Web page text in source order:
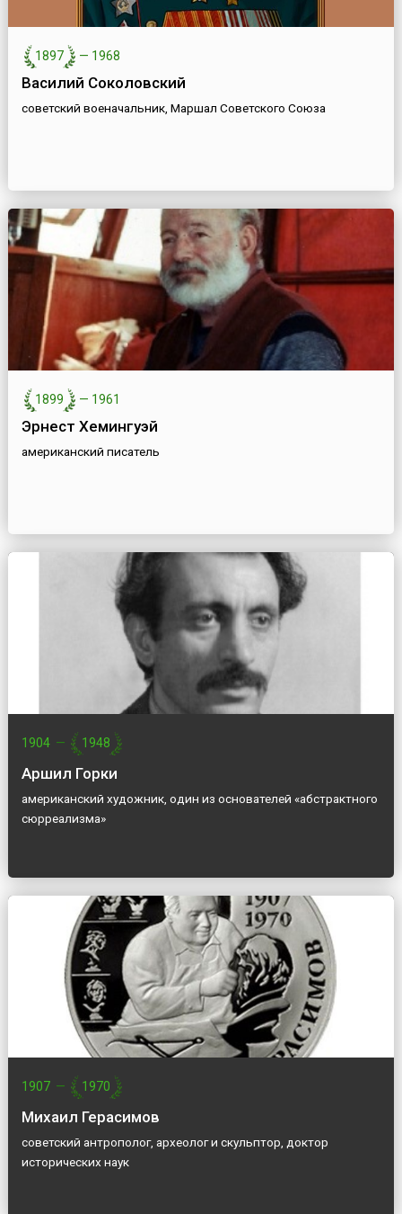
1897 — 1968
Василий Соколовский
советский военачальник, Маршал Советского Союза
1899 — 1961
Эрнест Хемингуэй
американский писатель
1904 — 1948
Аршил Горки
американский художник, один из основателей «абстрактного
сюрреализма»
1907 — 1970
Михаил Герасимов
советский антрополог, археолог и скульптор, доктор
исторических наук